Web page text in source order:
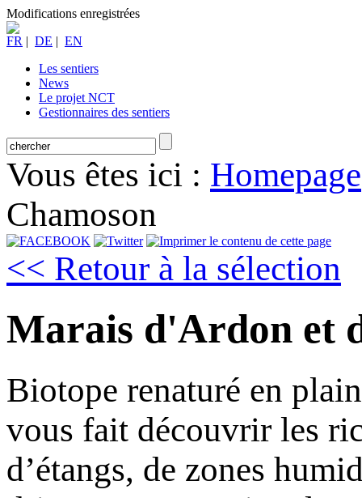
Modifications enregistrées
FR | DE | EN
Les sentiers
News
Le projet NCT
Gestionnaires des sentiers
Vous êtes ici : Homepage
Chamoson
<< Retour à la sélection
Marais d'Ardon et
Biotope renaturé en
vous fait découvrir les
d’étangs, de zones